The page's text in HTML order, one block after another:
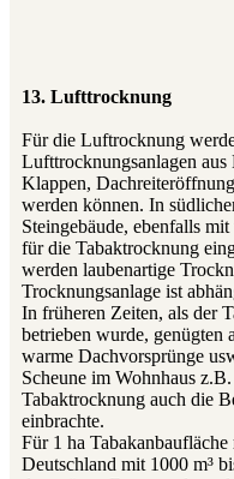
13. Lufttrocknung
Für die Luftrocknung
Lufttrocknungsanlagen
Klappen,
werden können. In
Steingebäude, ebenfalls
für die Tabaktrocknung
werden laubenartige
Trocknungsanlage ist
In früheren Zeiten, als der
betrieben wurde, genügten
warme Dachvorsprünge
Scheune im Wohnhaus
Tabaktrocknung auch die
einbrachte.
Für 1 ha
Deutschland mit 1000 m³